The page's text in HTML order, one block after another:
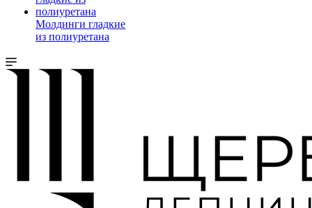
Молдинги гладкие
из полиуретана